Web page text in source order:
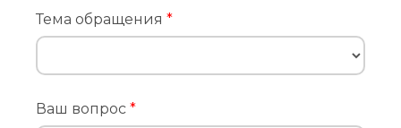
Тема обращения *
Ваш вопрос *